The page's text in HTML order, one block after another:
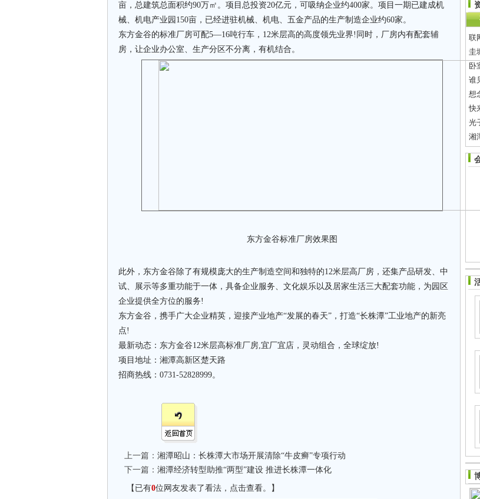
亩，总建筑总面积约90万㎡。项目总投资20亿元，可吸纳企业约400家。项目一期已建成机
械、机电产业园150亩，已经进驻机械、机电、五金产品的生产制造企业约60家。
东方金谷的标准厂房可配5—16吨行车，12米层高的高度领先业界!同时，厂房内有配套辅
房，让企业办公室、生产分区不分离，有机结合。
东方金谷标准厂房效果图
此外，东方金谷除了有规模庞大的生产制造空间和独特的12米层高厂房，还集产品研发、中
试、展示等多重功能于一体，具备企业服务、文化娱乐以及居家生活三大配套功能，为园区
企业提供全方位的服务!
东方金谷，携手广大企业精英，迎接产业地产“发展的春天”，打造“长株潭”工业地产的新亮
点!
最新动态：东方金谷12米层高标准厂房,宜厂宜店，灵动组合，全球绽放!
项目地址：湘潭高新区楚天路
招商热线：0731-52828999。
上一篇： 湘潭昭山：长株潭大市场开展清除“牛皮癣”专项行动
下一篇： 湘潭经济转型助推“两型”建设 推进长株潭一体化
【已有0位网友发表了看法，点击查看。】
联
圭
卧
谁
想
快
光
湘
和
长